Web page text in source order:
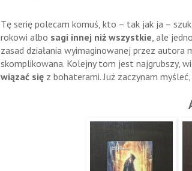
Tę serię polecam komuś, kto – tak jak ja –
rokowi albo sagi innej niż wszystkie, ale
zasad działania wyimaginowanej przez
skomplikowana. Kolejny tom jest najgrubszy,
wiązać się z bohaterami. Już zaczynam